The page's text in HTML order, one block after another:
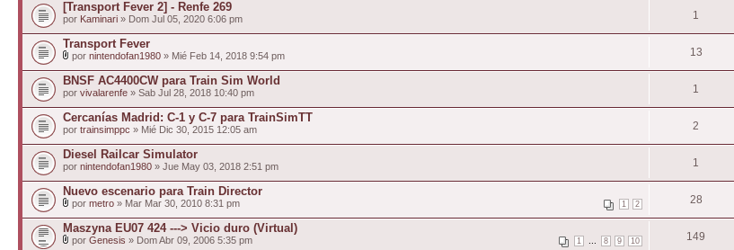
[Transport Fever 2] - Renfe 269
por Kaminari » Dom Jul 05, 2020 6:06 pm 1
Transport Fever
por nintendofan1980 » Mié Feb 14, 2018 9:54 pm 13
BNSF AC4400CW para Train Sim World
por vivalarenfe » Sab Jul 28, 2018 10:40 pm 1
Cercanías Madrid: C-1 y C-7 para TrainSimTT
por trainsimppc » Mié Dic 30, 2015 12:05 am 2
Diesel Railcar Simulator
por nintendofan1980 » Jue May 03, 2018 2:51 pm 1
Nuevo escenario para Train Director
1 2
por metro » Mar Mar 30, 2010 8:31 pm 28
Maszyna EU07 424 ---> Vicio duro (Virtual)
1 8 9 10
por Genesis » Dom Abr 09, 2006 5:35 pm 149